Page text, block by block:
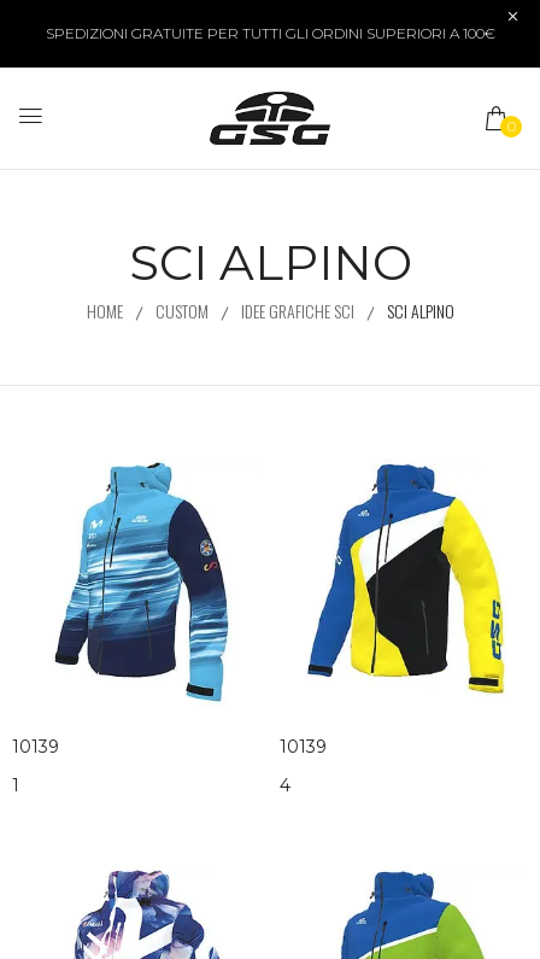
SPEDIZIONI GRATUITE PER TUTTI GLI ORDINI SUPERIORI A 100€
0
SCI ALPINO
HOME CUSTOM IDEE GRAFICHE SCI SCI ALPINO
10139
1
10139
4